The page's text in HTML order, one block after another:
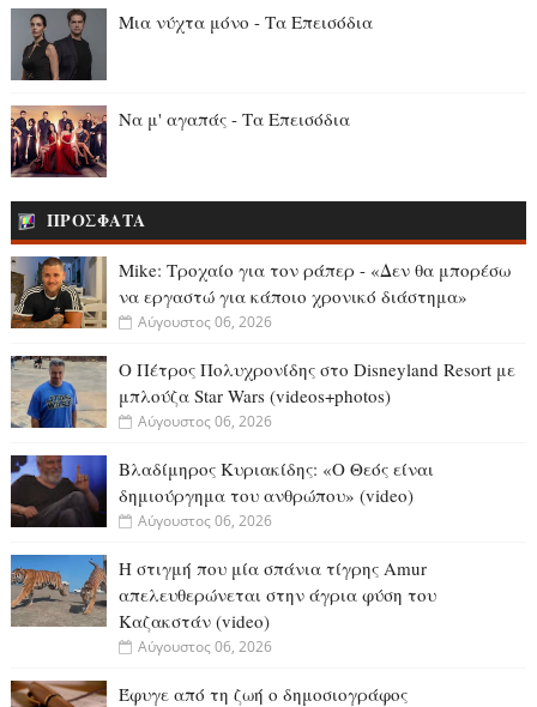
Μια νύχτα μόνο - Τα Επεισόδια
Να μ' αγαπάς - Τα Επεισόδια
ΠΡΟΣΦΑΤΑ
Mike: Τροχαίο για τον ράπερ - «Δεν θα μπορέσω
να εργαστώ για κάποιο χρονικό διάστημα»
Αύγουστος 06, 2026
Ο Πέτρος Πολυχρονίδης στο Disneyland Resort με
μπλούζα Star Wars (videos+photos)
Αύγουστος 06, 2026
Βλαδίμηρος Κυριακίδης: «Ο Θεός είναι
δημιούργημα του ανθρώπου» (video)
Αύγουστος 06, 2026
Η στιγμή που μία σπάνια τίγρης Amur
απελευθερώνεται στην άγρια φύση του
Καζακστάν (video)
Αύγουστος 06, 2026
Έφυγε από τη ζωή ο δημοσιογράφος